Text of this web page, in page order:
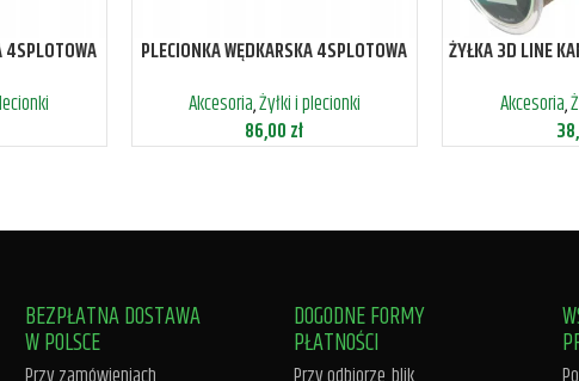
4SPLOTOWA
PLECIONKA WĘDKARSKA 4SPLOTOWA
Akcesoria,Żyłki i plecionki
86,00zł
ŻYŁKA 3D LINE
Akcesoria,
BEZPŁATNA DOSTAWA
W POLSCE
DOGODNE FORMY
PŁATNOŚCI